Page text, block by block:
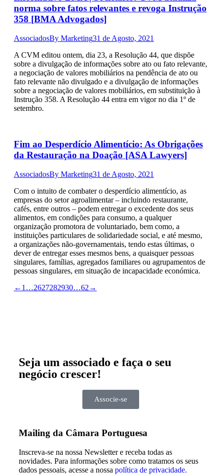
norma sobre fatos relevantes e revoga Instrução
358 [BMA Advogados]
AssociadosBy Marketing31 de Agosto, 2021
A CVM editou ontem, dia 23, a Resolução 44, que dispõe
sobre a divulgação de informações sobre ato ou fato relevante,
a negociação de valores mobiliários na pendência de ato ou
fato relevante não divulgado e a divulgação de informações
sobre a negociação de valores mobiliários, em substituição à
Instrução 358. A Resolução 44 entra em vigor no dia 1º de
setembro.
Fim ao Desperdício Alimentício: As Obrigações
da Restauração na Doação [ASA Lawyers]
AssociadosBy Marketing31 de Agosto, 2021
Com o intuito de combater o desperdício alimentício, as
empresas do setor agroalimentar – incluindo restaurante,
cafés, entre outros – podem entregar o excedente dos seus
alimentos, em condições para consumo, a qualquer
organização promotora de voluntariado, bem como, a
instituições particulares de solidariedade social, e até mesmo,
a organizações não-governamentais, tendo estas últimas, o
dever de entregar esses mesmos bens, a quaisquer pessoas
singulares, famílias, agregados familiares ou agrupamentos de
pessoas singulares, em situação de incapacidade económica.
← 1 …2627282930…62 →
Seja um associado e faça o seu
negócio crescer!
Associe-se
Mailing da Câmara Portuguesa
Inscreva-se na nossa Newsletter e receba todas as
novidades. Para informações sobre como tratamos os seus
dados pessoais, acesse a nossa política de privacidade.